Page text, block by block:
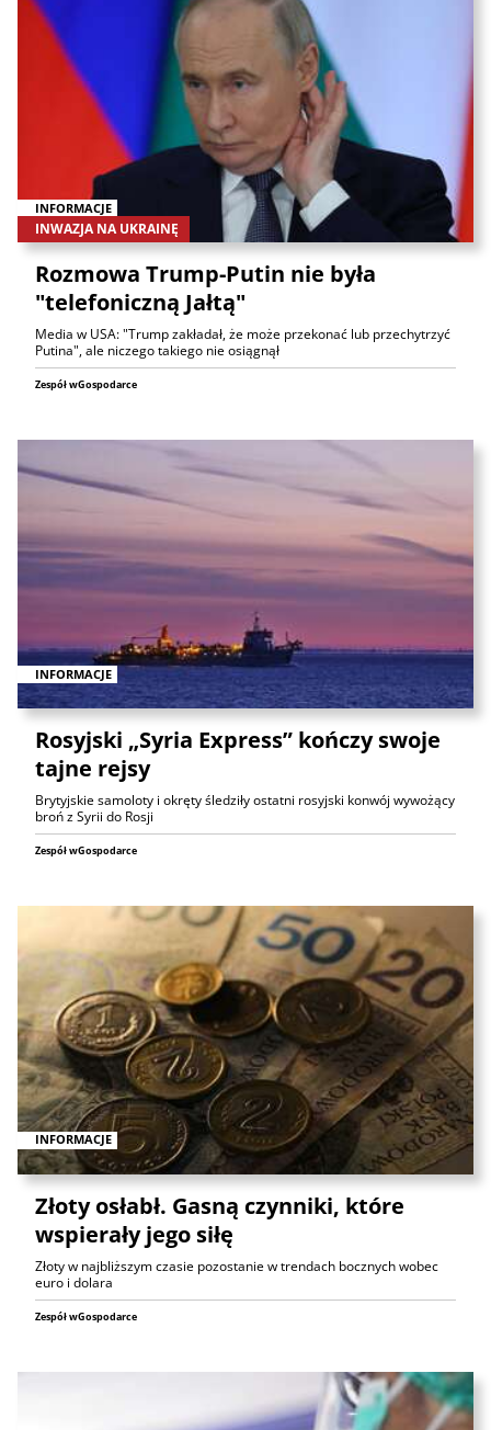
INFORMACJE
INWAZJA NA UKRAINĘ
Rozmowa Trump-Putin nie była
"telefoniczną Jałtą"
Media w USA: "Trump zakładał, że może przekonać lub przechytrzyć
Putina", ale niczego takiego nie osiągnął
Zespół wGospodarce
INFORMACJE
Rosyjski „Syria Express” kończy swoje
tajne rejsy
Brytyjskie samoloty i okręty śledziły ostatni rosyjski konwój wywożący
broń z Syrii do Rosji
Zespół wGospodarce
INFORMACJE
Złoty osłabł. Gasną czynniki, które
wspierały jego siłę
Złoty w najbliższym czasie pozostanie w trendach bocznych wobec
euro i dolara
Zespół wGospodarce